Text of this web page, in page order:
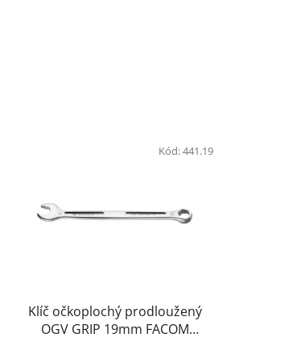
Klíč očkoplochý prodloužený
OGV GRIP 19mm FACOM
Kód:441.19